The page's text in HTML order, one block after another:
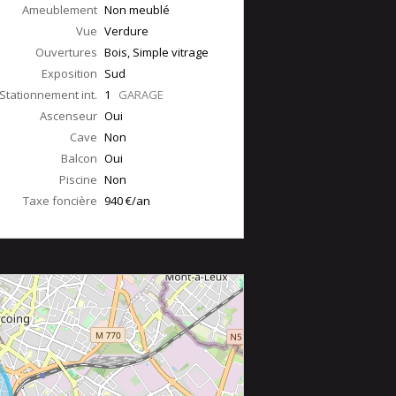
Ameublement Non meublé
Vue Verdure
Ouvertures Bois, Simple vitrage
Exposition Sud
Stationnement int. 1 GARAGE
Ascenseur Oui
Cave Non
Balcon Oui
Piscine Non
Taxe foncière 940 €/an